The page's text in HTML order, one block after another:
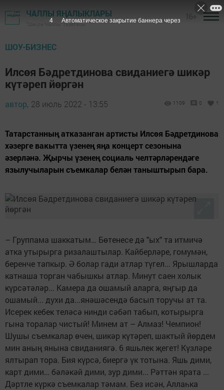
ЧАЛЛЫ ЯҢАЛЫКЛАРЫ
"Шәһри Чаллы" газетасы
ШОУ-БИЗНЕС
Илсөя Бәдретдинова свиданиегә шикәр
күтәреп йөргән
автор, 28 июль 2022 - 13:55 1109 0 1
Татарстанның атказанган артисты Илсөя Бәдретдинова
хәзерге вакытта үзенең яңа концерт сезонына
әзерләнә. Җырчы үзенең социаль челтәрләрендәге
язылучыларын съемкалар белән таныштырып бара.
– Группама шаккатым… Бөтенесе дә "ых" та итмичә
атка утырырга ризалаштылар. Кайберләре, гомумән,
беренче тапкыр. Ә болар гади атлар түгел... Ярышларда
катнаша торган чабышкы атлар. Минут саен холык
күрсәтәләр... Камера да ошамый аларга, яңгыр да
ошамый... духи да...янәшәсендә басып торучы ат та.
Исерек кебек теләсә нинди сәбәп табып, котырырга
гына торалар чистый! Минем ат – Алмаз! Чемпион!
Шушы съемкалар өчен, шикәр күтәреп, шактый йөрдем
мин аның янына свиданиягә. 6 яшьлек җегет! Күзләре
ялтырап тора. Бия күрсә, биергә үк тотына. Яшь дими,
карт дими… бәләкәй дими, зур дими... Рәттән ярата ...
Дәртле күркә съемкалар тәмам. Без исән, Аллаһка
3 Автоматическое закрытие баннера через